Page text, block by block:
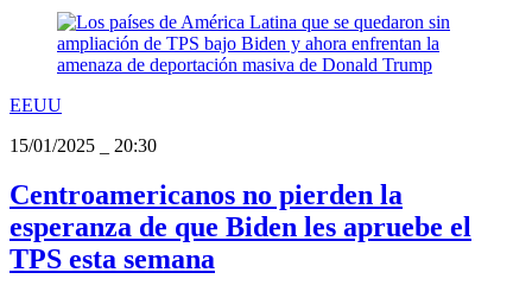
EEUU
15/01/2025
20:30
Centroamericanos no pierden la
esperanza de que Biden les apruebe el
TPS esta semana